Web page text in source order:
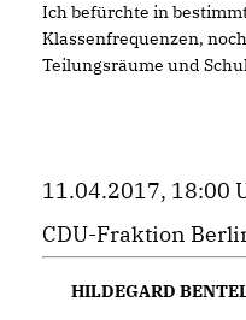
Ich befürchte in
Klassenfrequenzen,
Teilungsräume und
11.04.2017, 18:00
CDU-Fraktion
HILDEGARD